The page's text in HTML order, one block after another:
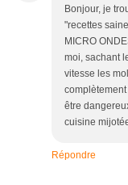
Bonjour, je
"recettes
MICRO
moi, sachant
vitesse les
être
cuisine
Répondre